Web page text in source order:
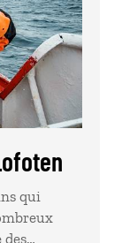
qui
des…